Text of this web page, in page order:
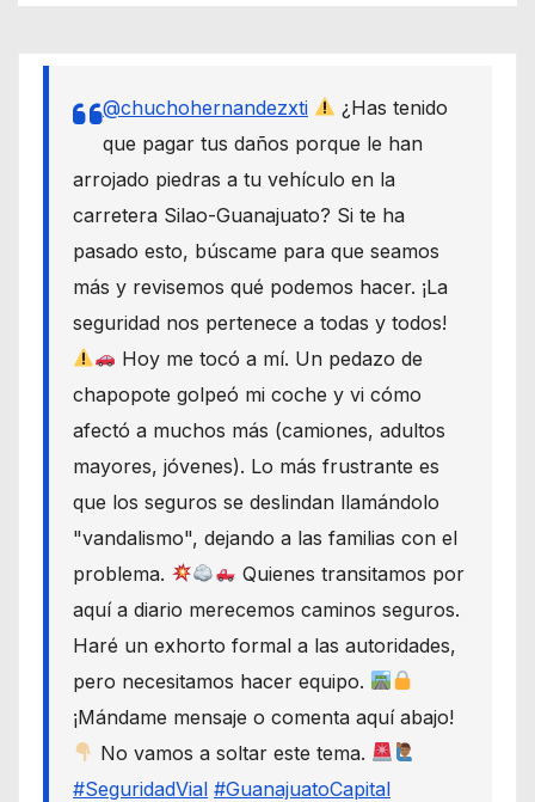
@chuchohernandezxti
¿Has tenido
que pagar tus daños porque le han
arrojado piedras a tu vehículo en la
carretera Silao-Guanajuato? Si te ha
pasado esto, búscame para que seamos
más y revisemos qué podemos hacer. ¡La
seguridad nos pertenece a todas y todos!
Hoy me tocó a mí. Un pedazo de
chapopote golpeó mi coche y vi cómo
afectó a muchos más (camiones, adultos
mayores, jóvenes). Lo más frustrante es
que los seguros se deslindan llamándolo
"vandalismo", dejando a las familias con el
problema.
Quienes transitamos por
aquí a diario merecemos caminos seguros.
Haré un exhorto formal a las autoridades,
pero necesitamos hacer equipo.
¡Mándame mensaje o comenta aquí abajo!
No vamos a soltar este tema.
#SeguridadVial #GuanajuatoCapital